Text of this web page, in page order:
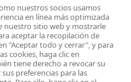
RSS Feed
Dirección
nuestros socios usamos
en línea más optimizada
nuestro sitio web y mostrarle
aceptar la recopilación de
"Aceptar todo y cerrar", y para
cookies, haga clic en
tiene derecho a revocar su
preferencias para las